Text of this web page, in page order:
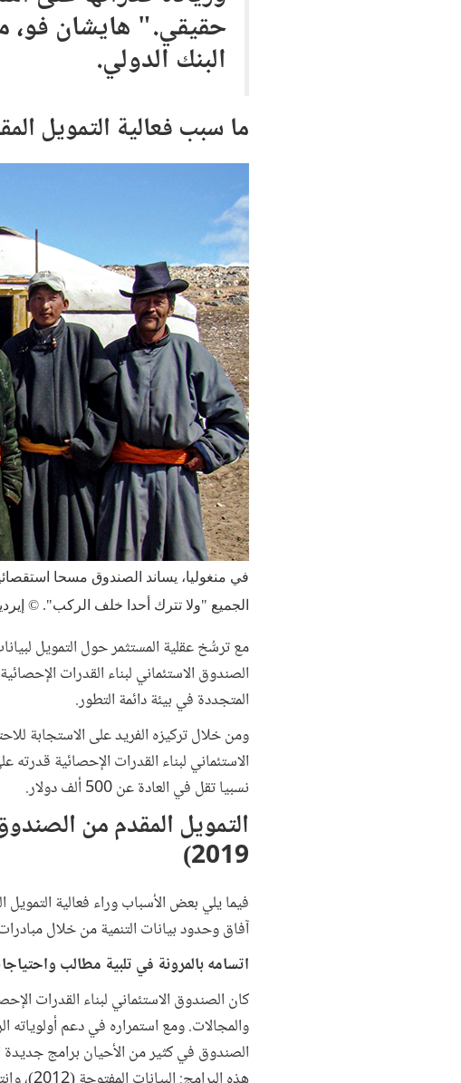
حقيقي." هايشان فو،
البنك الدولي.
ما سبب فعالية التمويل
في منغوليا، يساند الصندوق مسحا
الجميع "ولا تترك أحدا خلف الركب".©
مع ترسُّخ عقلية المستثمر حول التمويل
الصندوق الاستئماني لبناء القدرات
المتجددة في بيئة دائمة التطور.
ومن خلال تركيزه الفريد على الاستجابة
الاستئماني لبناء القدرات الإحصائية
نسبيا تقل في العادة عن 500 ألف دولار.
التمويل المقدم من
2019)
فيما يلي بعض الأسباب وراء فعالية
آفاق وحدود بيانات التنمية من خلال
اتسامه بالمرونة في تلبية مطالب
كان الصندوق الاستئماني لبناء القدرات
والمجالات. ومع استمراره في دعم أولوياته
الصندوق في كثير من الأحيان برامج جديدة